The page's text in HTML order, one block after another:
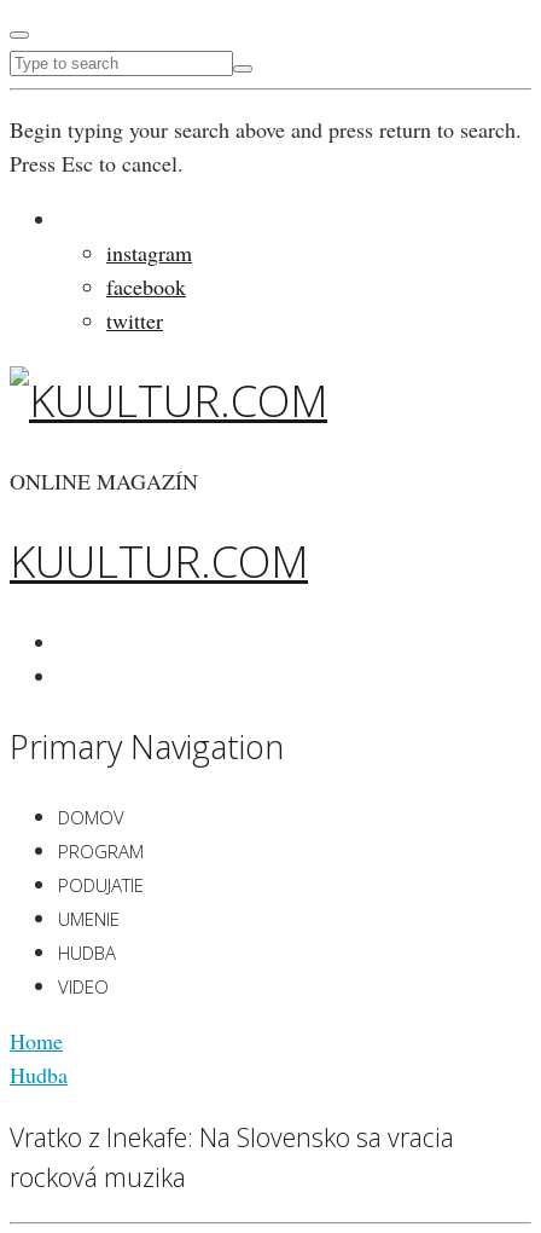
Begin typing your search above and press return to search.
Press Esc to cancel.
instagram
facebook
twitter
ONLINE MAGAZÍN
KUULTUR.COM
Primary Navigation
DOMOV
PROGRAM
PODUJATIE
UMENIE
HUDBA
VIDEO
Home
Hudba
Vratko z Inekafe: Na Slovensko sa vracia
rocková muzika